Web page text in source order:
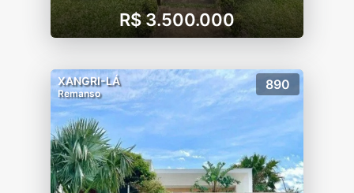
???? TAXAS MENSAIS • Condomínio: Em
média de R$ 1.000 a R$ 1.200. • Incluso:
clube de praia privativo.
R$ 3.500.000
XANGRI-LÁ
Remanso
890